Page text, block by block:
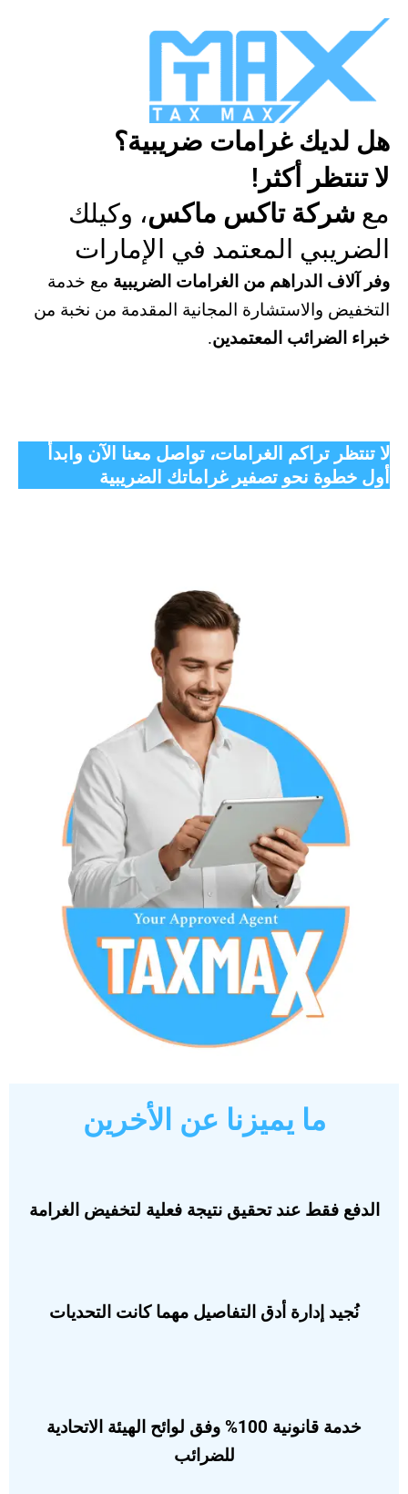
هل لديك غرامات ضريبية؟
لا تنتظر أكثر!
مع شركة تاكس ماكس، وكيلك
الضريبي المعتمد في الإمارات
وفر آلاف الدراهم من الغرامات الضريبية مع خدمة
التخفيض والاستشارة المجانية المقدمة من نخبة من
خبراء الضرائب المعتمدين.
لا تنتظر تراكم الغرامات، تواصل معنا الآن وابدأ
أول خطوة نحو تصفير غراماتك الضريبية
ما يميزنا عن الأخرين
الدفع فقط عند تحقيق نتيجة فعلية لتخفيض الغرامة
نُجيد إدارة أدق التفاصيل مهما كانت التحديات
خدمة قانونية 100% وفق لوائح الهيئة الاتحادية
للضرائب